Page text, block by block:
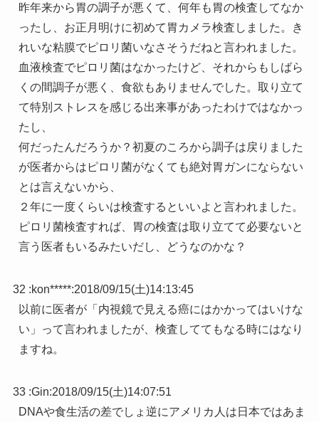
昨年来から胃の調子が悪くて、何年も胃の検査してなか
ったし、お正月明けに初めて胃カメラ検査しました。き
れいな粘膜でピロリ菌いなさそうだねと言われました。
血液検査でピロリ菌はなかったけど、それからもしばら
くの間調子が悪く、食欲もありませんでした。取り立て
て特別ストレスを感じる出来事があったわけではなかっ
たし、
何だったんだろうか？初夏のころから調子は戻りました
が医者からはピロリ菌がなくても絶対胃ガンにならない
とは言えないから、
２年に一度くらいは検査するといいよと言われました。
ピロリ菌検査すれば、胃の検査は取り立てて必要ないと
言う医者もいるみたいだし、どうなのかな？
32 :kon*****:2018/09/15(土)14:13:45
以前に医者が「内視鏡で見える癌にはかかってはいけな
い」って言われましたが、検査しててもなる時にはなり
ますね。
33 :Gin:2018/09/15(土)14:07:51
DNAや食生活の差でしょ逆にアメリカ人は日本ではあま